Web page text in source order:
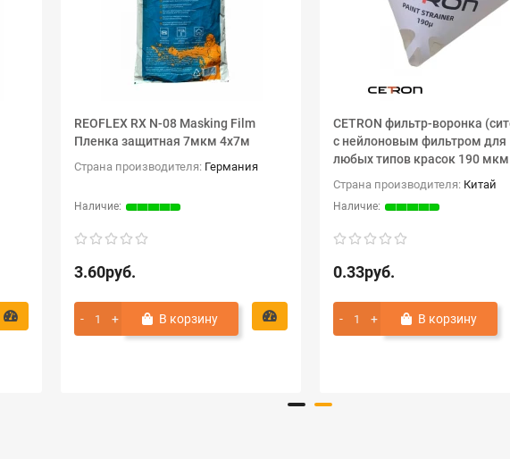
REOFLEX RX N-08 Masking Film
Пленка защитная 7мкм 4х7м
Страна производителя: Германия
3.60руб.
В корзину
CETRON фильтр-воронка
с нейлоновым фильтром для
любых типов красок 190 мкм
Страна производителя: Китай
0.33руб.
В корзину